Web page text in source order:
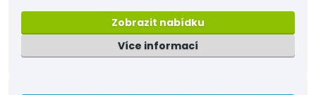
Zobrazit nabídku
Více informací